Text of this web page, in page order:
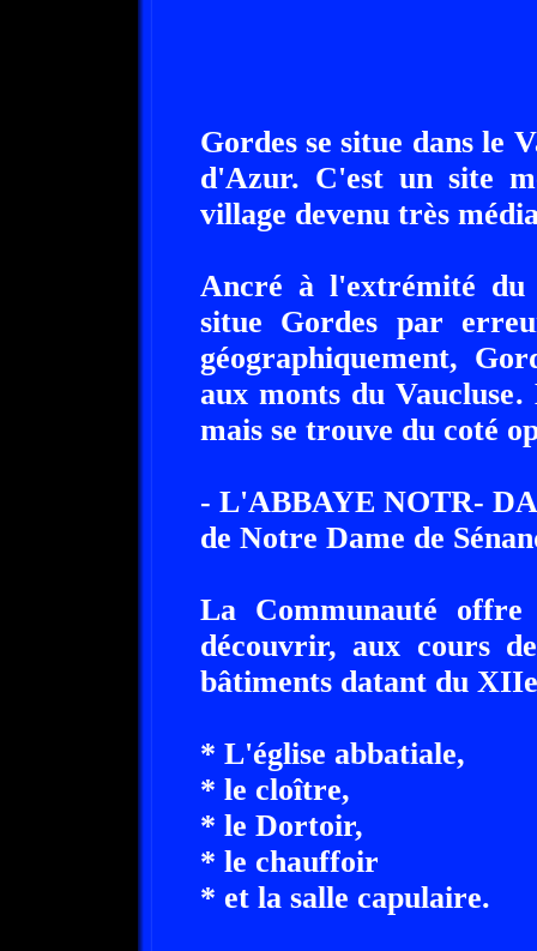
Gordes se situe dans le
d'Azur. C'est un site
village devenu très
Ancré à l'extrémité du
situe Gordes par
géographiquement,
aux monts du
mais se trouve du coté
- L'ABBAYE NOTR-
de Notre Dame de
La Communauté
découvrir, aux cours
bâtiments datant du
* L'église abbatiale,
* le cloître,
* le Dortoir,
* le chauffoir
* et la salle capulaire.